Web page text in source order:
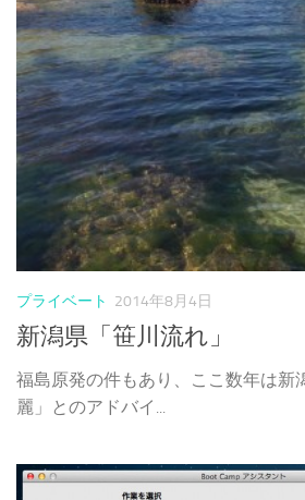
プライベート 2014年8月4日
新潟県「笹川流れ」
福島原発の件もあり、ここ数年は新
麗」とのアドバイ...